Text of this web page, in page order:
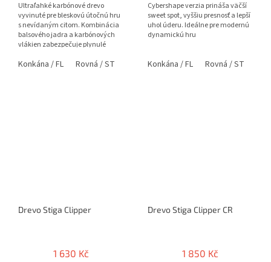
Ultraľahké karbónové drevo
vyvinuté pre bleskovú útočnú hru
s nevídaným citom. Kombinácia
balsového jadra a karbónových
vlákien zabezpečuje plynulé
Konkána / FL Rovná / ST
Cybershape verzia prináša väčší
sweet spot, vyššiu presnosť a lepší
uhol úderu. Ideálne pre modernú
dynamickú hru
Konkána / FL Rovná / ST
Drevo Stiga Clipper
1 630 Kč
Drevo Stiga Clipper CR
1 850 Kč